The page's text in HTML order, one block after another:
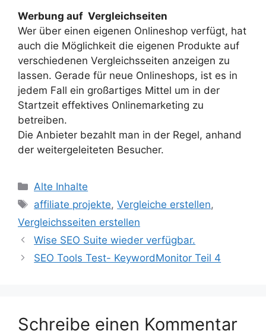
Werbung auf Vergleichseiten
Wer über einen eigenen Onlineshop verfügt, hat
auch die Möglichkeit die eigenen Produkte auf
verschiedenen Vergleichsseiten anzeigen zu
lassen. Gerade für neue Onlineshops, ist es in
jedem Fall ein großartiges Mittel um in der
Startzeit effektives Onlinemarketing zu
betreiben.
Die Anbieter bezahlt man in der Regel, anhand
der weitergeleiteten Besucher.
Kategorien
Alte Inhalte
Schlagwörter
affiliate projekte,Vergleiche erstellen,
Vergleichsseiten erstellen
Wise SEO Suite wieder verfügbar.
SEO Tools Test- KeywordMonitor Teil 4
Schreibe einen Kommentar